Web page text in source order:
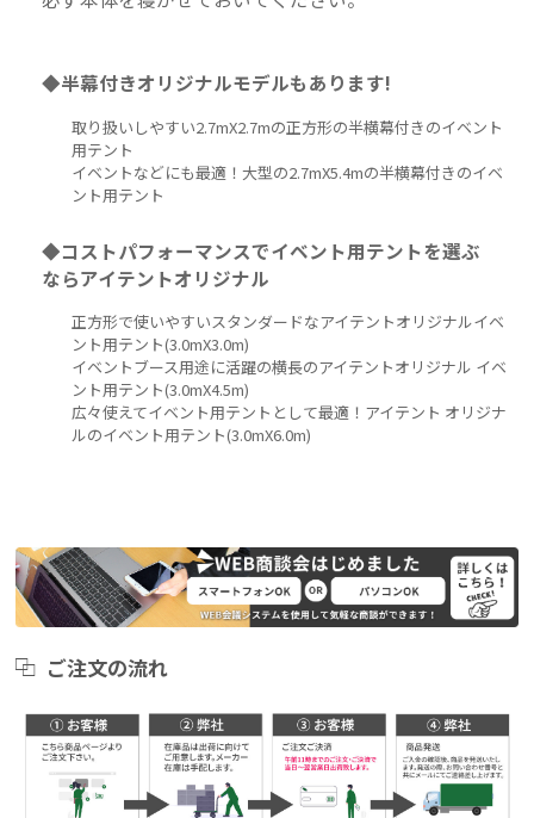
◆半幕付きオリジナルモデルもあります!
取り扱いしやすい2.7mX2.7mの正方形の半横幕付きのイベント
用テント
イベントなどにも最適！大型の2.7mX5.4mの半横幕付きのイベ
ント用テント
◆コストパフォーマンスでイベント用テントを選ぶ
ならアイテントオリジナル
正方形で使いやすいスタンダードなアイテントオリジナルイベ
ント用テント(3.0mX3.0m)
イベントブース用途に活躍の横長のアイテントオリジナル イベ
ント用テント(3.0mX4.5m)
広々使えてイベント用テントとして最適！アイテント オリジナ
ルのイベント用テント(3.0mX6.0m)
ご注文の流れ